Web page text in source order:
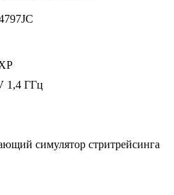
1,4 ГГц
симулятор стритрейсинга